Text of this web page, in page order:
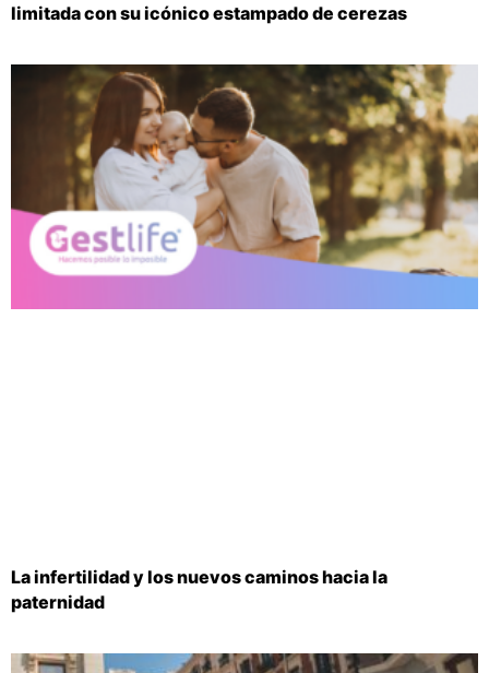
limitada con su icónico estampado de cerezas
La infertilidad y los nuevos caminos hacia la
paternidad